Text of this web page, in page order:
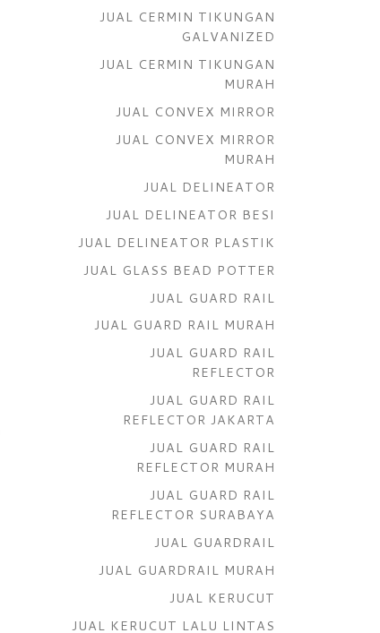
JUAL CERMIN TIKUNGAN
GALVANIZED
JUAL CERMIN TIKUNGAN
MURAH
JUAL CONVEX MIRROR
JUAL CONVEX MIRROR
MURAH
JUAL DELINEATOR
JUAL DELINEATOR BESI
JUAL DELINEATOR PLASTIK
JUAL GLASS BEAD POTTER
JUAL GUARD RAIL
JUAL GUARD RAIL MURAH
JUAL GUARD RAIL
REFLECTOR
JUAL GUARD RAIL
REFLECTOR JAKARTA
JUAL GUARD RAIL
REFLECTOR MURAH
JUAL GUARD RAIL
REFLECTOR SURABAYA
JUAL GUARDRAIL
JUAL GUARDRAIL MURAH
JUAL KERUCUT
JUAL KERUCUT LALU LINTAS